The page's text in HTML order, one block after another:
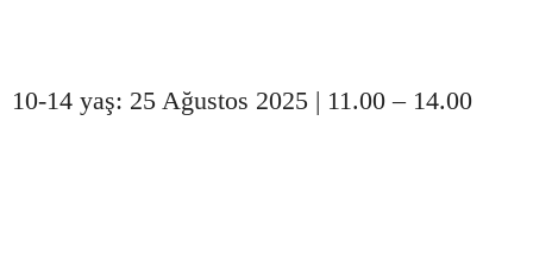
10-14 yaş: 25 Ağustos 2025 | 11.00 – 14.00